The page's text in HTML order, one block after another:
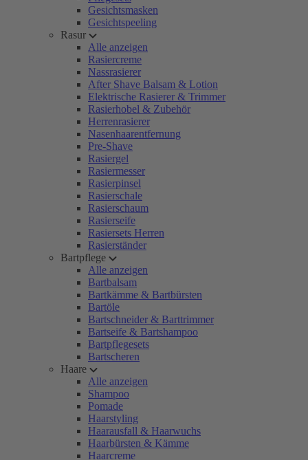
Gesichtsmasken
Gesichtspeeling
Rasur
Alle anzeigen
Rasiercreme
Nassrasierer
After Shave Balsam & Lotion
Elektrische Rasierer & Trimmer
Rasierhobel & Zubehör
Herrenrasierer
Nasenhaarentfernung
Pre-Shave
Rasiergel
Rasiermesser
Rasierpinsel
Rasierschale
Rasierschaum
Rasierseife
Rasiersets Herren
Rasierständer
Bartpflege
Alle anzeigen
Bartbalsam
Bartkämme & Bartbürsten
Bartöle
Bartschneider & Barttrimmer
Bartseife & Bartshampoo
Bartpflegesets
Bartscheren
Haare
Alle anzeigen
Shampoo
Pomade
Haarstyling
Haarausfall & Haarwuchs
Haarbürsten & Kämme
Haarcreme